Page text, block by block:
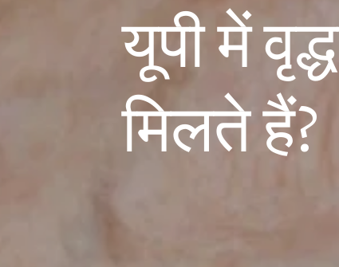
यूपी में
मिलते हैं?